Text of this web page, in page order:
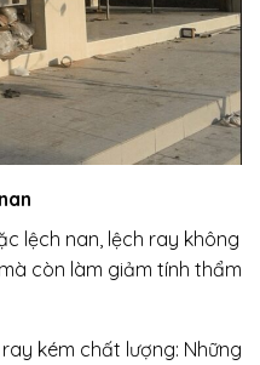
lệch nan, lệch ray không
còn làm giảm tính thẩm
kém chất lượng: Những